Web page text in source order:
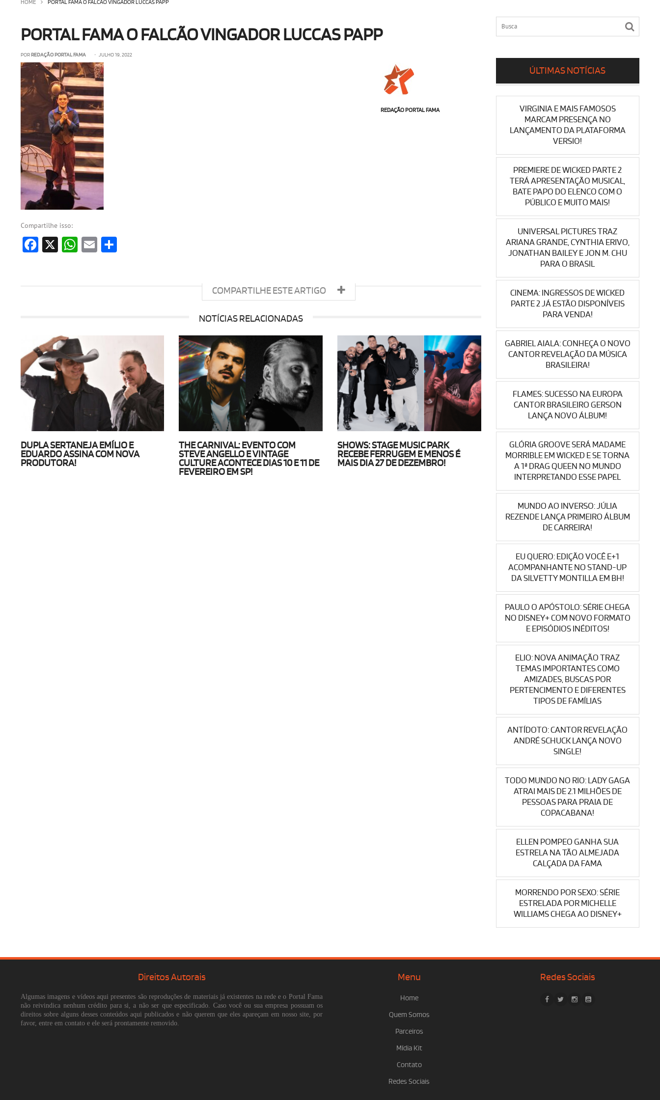
HOME PORTAL FAMA O FALCÃO VINGADOR LUCCAS PAPP
PORTAL FAMA O FALCÃO VINGADOR LUCCAS PAPP
POR REDAÇÃO PORTAL FAMA • JULHO 19, 2022
REDAÇÃO PORTAL FAMA
Compartilhe isso:
Facebook
X WhatsApp
Email
COMPARTILHE ESTE ARTIGO
NOTÍCIAS RELACIONADAS
DUPLA SERTANEJA EMÍLIO E
EDUARDO ASSINA COM NOVA
PRODUTORA!
THE CARNIVAL: EVENTO COM
STEVE ANGELLO E VINTAGE
CULTURE ACONTECE DIAS 10 E 11 DE
FEVEREIRO EM SP!
SHOWS: STAGE MUSIC PARK
RECEBE FERRUGEM E MENOS É
MAIS DIA 27 DE DEZEMBRO!
ÚLTIMAS NOTÍCIAS
VIRGINIA E MAIS FAMOSOS
MARCAM PRESENÇA NO
LANÇAMENTO DA PLATAFORMA
VERSIO!
PREMIERE DE WICKED PARTE 2
TERÁ APRESENTAÇÃO MUSICAL,
BATE PAPO DO ELENCO COM O
PÚBLICO E MUITO MAIS!
UNIVERSAL PICTURES TRAZ
ARIANA GRANDE, CYNTHIA ERIVO,
JONATHAN BAILEY E JON M. CHU
PARA O BRASIL
CINEMA: INGRESSOS DE WICKED
PARTE 2 JÁ ESTÃO DISPONÍVEIS
PARA VENDA!
GABRIEL AIALA: CONHEÇA O NOVO
CANTOR REVELAÇÃO DA MÚSICA
BRASILEIRA!
FLAMES: SUCESSO NA EUROPA
CANTOR BRASILEIRO GERSON
LANÇA NOVO ÁLBUM!
GLÓRIA GROOVE SERÁ MADAME
MORRIBLE EM WICKED E SE TORNA
A 1ª DRAG QUEEN NO MUNDO
INTERPRETANDO ESSE PAPEL
MUNDO AO INVERSO: JÚLIA
REZENDE LANÇA PRIMEIRO ÁLBUM
DE CARREIRA!
EU QUERO: EDIÇÃO VOCÊ E+1
ACOMPANHANTE NO STAND-UP
DA SILVETTY MONTILLA EM BH!
PAULO O APÓSTOLO: SÉRIE CHEGA
NO DISNEY+ COM NOVO FORMATO
E EPISÓDIOS INÉDITOS!
ELIO: NOVA ANIMAÇÃO TRAZ
TEMAS IMPORTANTES COMO
AMIZADES, BUSCAS POR
PERTENCIMENTO E DIFERENTES
TIPOS DE FAMÍLIAS
ANTÍDOTO: CANTOR REVELAÇÃO
ANDRÉ SCHUCK LANÇA NOVO
SINGLE!
TODO MUNDO NO RIO: LADY GAGA
ATRAI MAIS DE 2.1 MILHÕES DE
PESSOAS PARA PRAIA DE
COPACABANA!
ELLEN POMPEO GANHA SUA
ESTRELA NA TÃO ALMEJADA
CALÇADA DA FAMA
MORRENDO POR SEXO: SÉRIE
ESTRELADA POR MICHELLE
WILLIAMS CHEGA AO DISNEY+
Direitos Autorais
Algumas imagens e vídeos aqui presentes são reproduções de materiais já existentes na rede e o Portal Fama
não reivindica nenhum crédito para si, a não ser que especificado. Caso você ou sua empresa possuam os
direitos sobre alguns desses conteúdos aqui publicados e não querem que eles apareçam em nosso site, por
favor, entre em contato e ele será prontamente removido.
Menu
Home
Quem Somos
Parceiros
Mídia Kit
Contato
Redes Sociais
Redes Sociais